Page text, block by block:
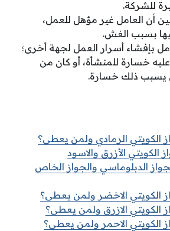
للشركة.
أن العامل غير مؤهل للعمل،
بسبب الغش.
بإفشاء أسرار العمل لجهة أخرى؛
خسارة للمنشأة، أو كان من
يسبب ذلك خسارة.
الكويتي الرمادي ولمن يعطى؟
الكويتي الأزرق والاسود
الدبلوماسي والجواز الخاص
الكويتي الاخضر ولمن يعطى؟
الكويتي الازرق ولمن يعطى؟
الكويتي الاحمر ولمن يعطى؟